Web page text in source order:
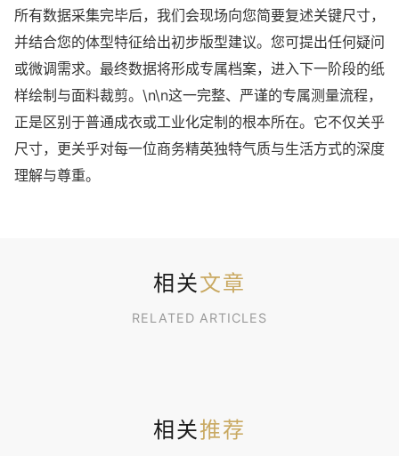
所有数据采集完毕后，我们会现场向您简要复述关键尺寸，
并结合您的体型特征给出初步版型建议。您可提出任何疑问
或微调需求。最终数据将形成专属档案，进入下一阶段的纸
样绘制与面料裁剪。\n\n这一完整、严谨的专属测量流程，
正是区别于普通成衣或工业化定制的根本所在。它不仅关乎
尺寸，更关乎对每一位商务精英独特气质与生活方式的深度
理解与尊重。
相关文章
RELATED ARTICLES
相关推荐